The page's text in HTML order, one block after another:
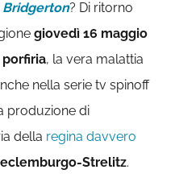
Bridgerton? Di ritorno
giovedì 16 maggio
porfiria, la vera malattia
nella serie tv spinoff
produzione di
della regina davvero
Strelitz.